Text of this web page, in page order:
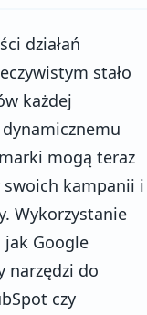
działań
stało
każdej
mogą teraz
kampanii i
Wykorzystanie
Google
narzędzi do
czy